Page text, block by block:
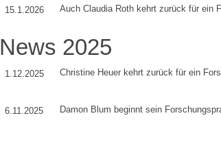
15.1.2026 Auch Claudia Roth kehrt zurück für ein
News 2025
1.12.2025 Christine Heuer kehrt zurück für ein
6.11.2025 Damon Blum beginnt sein